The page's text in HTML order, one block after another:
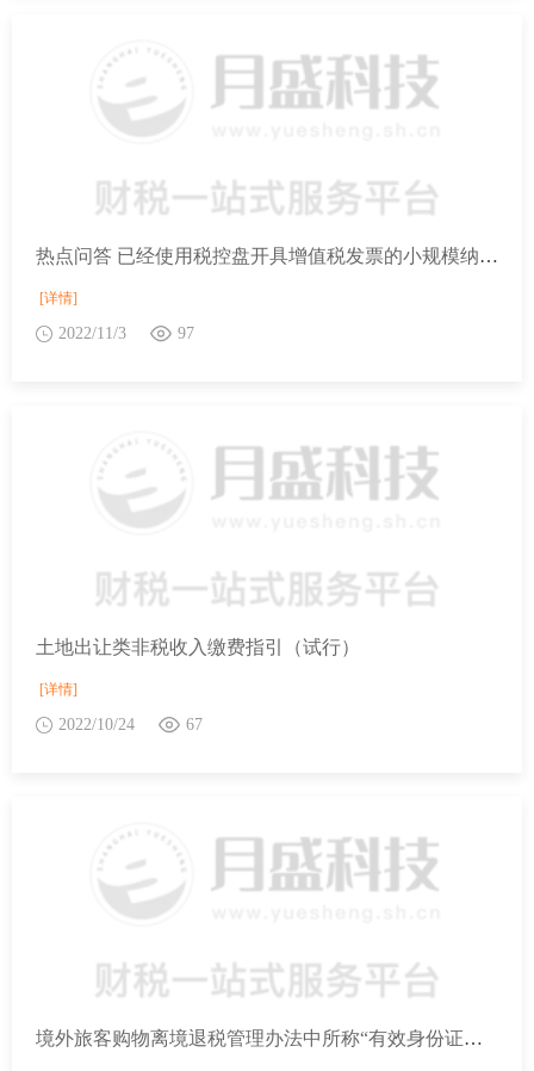
热点问答 已经使用税控盘开具增值税发票的小规模纳税人，月度销售额未超过15万，可以向税务机关换税务ukey吗？
[详情]
2022/11/3 97
土地出让类非税收入缴费指引（试行）
[详情]
2022/10/24 67
境外旅客购物离境退税管理办法中所称“有效身份证件”是指什么？